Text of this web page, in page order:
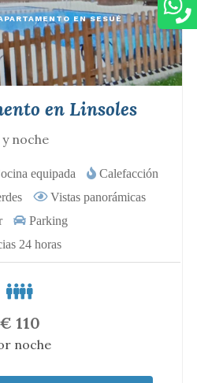
EN SESUÉ
en Linsoles
noche
€ 110
noche